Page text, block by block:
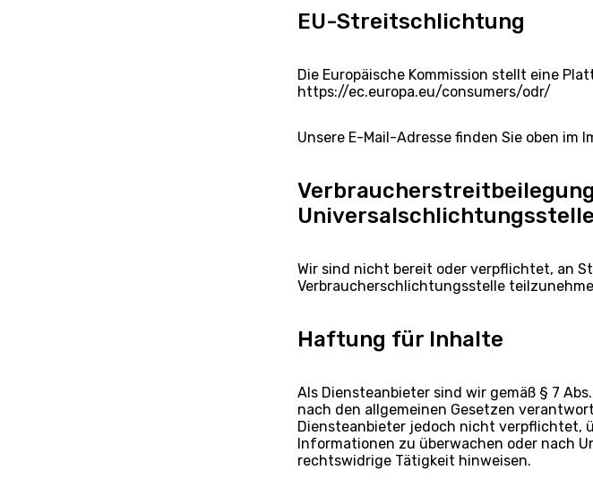
EU-Streitschlichtung
Die Europäische Kommission stellt eine
https://ec.europa.eu/consumers/odr/
Unsere E-Mail-Adresse finden Sie oben im
Universalschlichtungsstelle
Wir sind nicht bereit oder verpflichtet, an
Verbraucherschlichtungsstelle
Haftung für Inhalte
Als Diensteanbieter sind wir gemäß § 7
nach den allgemeinen Gesetzen
Diensteanbieter jedoch nicht verpflichtet,
Informationen zu überwachen oder nach
rechtswidrige Tätigkeit hinweisen.